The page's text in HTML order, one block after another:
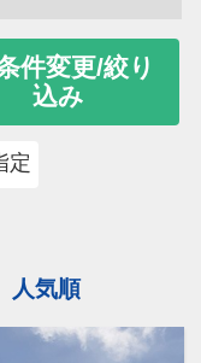
件変更/絞り
込み
定
人気順